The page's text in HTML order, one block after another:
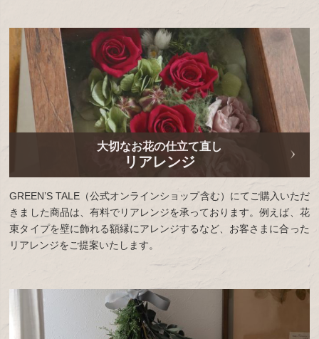
大切なお花の仕立て直し
リアレンジ
GREEN’S TALE（公式オンラインショップ含む）にてご購入いただ
きました商品は、有料でリアレンジを承っております。例えば、花
束タイプを壁に飾れる額縁にアレンジするなど、お客さまに合った
リアレンジをご提案いたします。